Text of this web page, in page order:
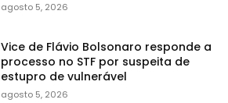
agosto 5, 2026
Vice de Flávio Bolsonaro responde a
processo no STF por suspeita de
estupro de vulnerável
agosto 5, 2026